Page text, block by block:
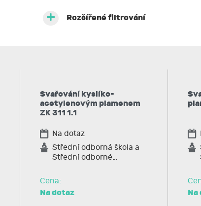
Rozšířené filtrování
Svařování kyslíko-
acetylenovým plamenem
ZK 311 1.1
Na dotaz
Střední odborná škola a
Střední odborné…
Cena:
Na dotaz Na